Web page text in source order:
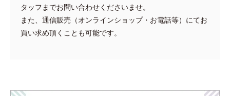
タッフまでお問い合わせくださいませ。
また、通信販売（オンラインショップ・お電話等）にてお
買い求め頂くことも可能です。